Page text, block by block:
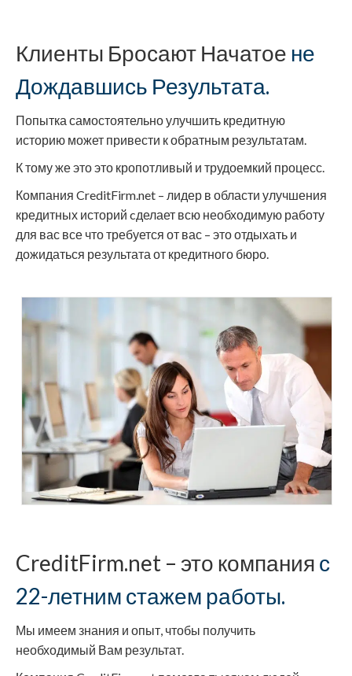
Клиенты Бросают Начатое не
Дождавшись Результата.
Попытка самостоятельно улучшить кредитную
историю может привести к обратным результатам.
К тому же это это кропотливый и трудоемкий процесс.
Компания CreditFirm.net – лидер в области улучшения
кредитных историй cделает всю необходимую работу
для вас все что требуется от вас – это отдыхать и
дожидаться результата от кредитного бюро.
CreditFirm.net – это компания с
22-летним стажем работы.
Мы имеем знания и опыт, чтобы получить
необходимый Вам результат.